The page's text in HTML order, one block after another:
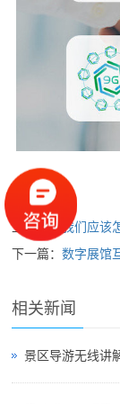
上一篇： 我们应该
下一篇：数字展馆
相关新闻